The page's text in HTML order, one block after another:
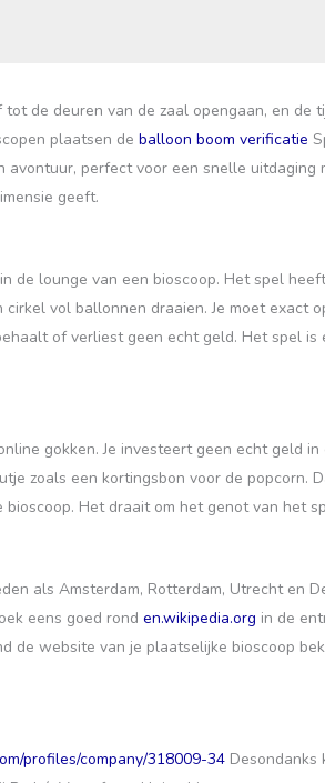
de deuren van de zaal opengaan, en de
plaatsen de balloon boom verificatie
perfect voor een snelle
geeft.
lounge van een bioscoop. Het spel
vol ballonnen draaien. Je moet exact
of verliest geen echt geld. Het spel
gokken. Je investeert geen echt geld
zoals een kortingsbon voor de popcorn.
Het draait om het genot van het
als Amsterdam, Rotterdam, Utrecht en
eens goed rond en.wikipedia.org in de
de website van je plaatselijke bioscoop
profiles/company/318009-34 Desondanks